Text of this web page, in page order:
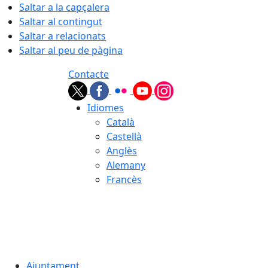
Saltar a la capçalera
Saltar al contingut
Saltar a relacionats
Saltar al peu de pàgina
Contacte
Idiomes
Català
Castellà
Anglès
Alemany
Francès